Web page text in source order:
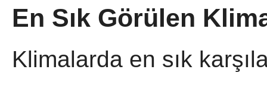
En Sık Görülen
Klimalarda en sık